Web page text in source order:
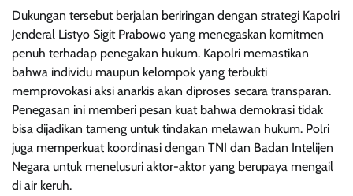
Dukungan tersebut berjalan beriringan dengan strategi Kapolri
Jenderal Listyo Sigit Prabowo yang menegaskan komitmen
penuh terhadap penegakan hukum. Kapolri memastikan
bahwa individu maupun kelompok yang terbukti
memprovokasi aksi anarkis akan diproses secara transparan.
Penegasan ini memberi pesan kuat bahwa demokrasi tidak
bisa dijadikan tameng untuk tindakan melawan hukum. Polri
juga memperkuat koordinasi dengan TNI dan Badan Intelijen
Negara untuk menelusuri aktor-aktor yang berupaya mengail
di air keruh.